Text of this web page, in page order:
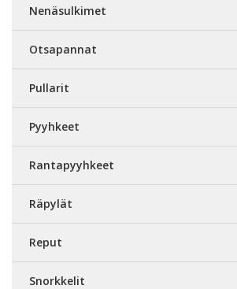
Nenäsulkimet
Otsapannat
Pullarit
Pyyhkeet
Rantapyyhkeet
Räpylät
Reput
Snorkkelit